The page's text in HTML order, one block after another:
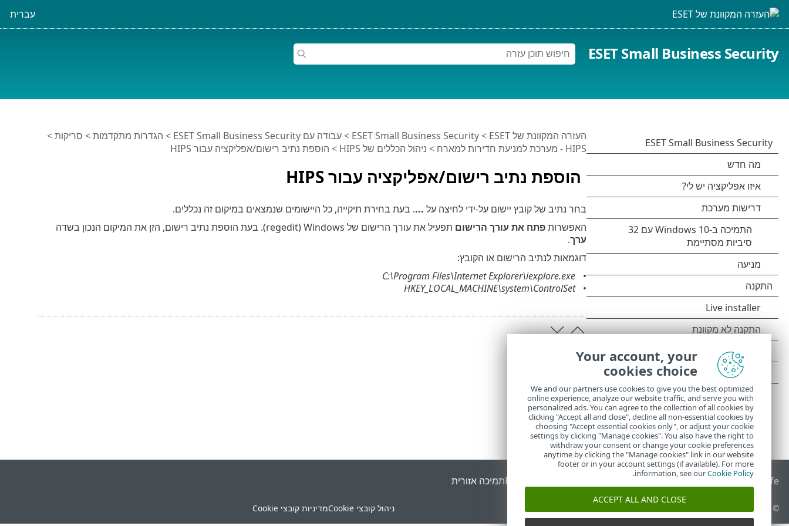
עברית
ESET Small Business Security
הוספת נתיב רישום/אפליקציה עבור HIPS
העזרה המקוונת של ESET >
ESET Small Business Security
>עבודה עם ESET Small Business Security > הגדרות מתקדמות> סריקות>
HIPS - מערכת למניעת חדירות למארח
> ניהול הכללים של HIPS > הוספת נתיב רישום/אפליקציה עבור HIPS
בחר נתיב של קובץ יישום על-ידי לחיצה על .... בעת בחירת תיקייה, כל היישומים שנמצאים במיקום זה נכללים.
האפשרותפתח את עורך הרישום תפעיל את עורך הרישום של Windows ‏(regedit). בעת הוספת נתיב רישום, הזן את המיקום הנכון בשדה
ערך.
דוגמאות לנתיב הרישום או הקובץ:
C:\Program Files\Internet Explorer\iexplore.exe
HKEY_LOCAL_MACHINE\system\ControlSet
End of Life מאגר הידע של ESET ESET Status Portalתמיכה אזורית
© 1992 - 2026 ESET, spol. s r.o.‎ - כל הזכויות שמורות. ניהול קובצי Cookie מדיניות קובצי Cookie
Your account, your
cookies choice
We and our partners use cookies to give you the best optimized
online experience, analyze our website traffic, and serve you with
personalized ads. You can agree to the collection of all cookies by
clicking "Accept all and close", decline all non-essential cookies by
choosing "Accept essential cookies only", or adjust your cookie
settings by clicking "Manage cookies". You also have the right to
withdraw your consent or change your cookie preferences
anytime by clicking the "Manage cookies" link in our website
footer or in your account settings (if available). For more
information, see ourCookie Policy
.
ACCEPT ALL AND CLOSE